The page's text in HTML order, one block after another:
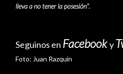
lleva a no tener la posesión”.
Seguinos en Facebooky
Foto: Juan Razquin